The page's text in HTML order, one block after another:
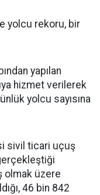
yolcu rekoru, bir
yapılan
hizmet verilerek
yolcu sayısına
sivil ticari uçuş
olmak üzere
46 bin 842